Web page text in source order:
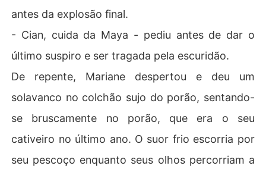
antes da explosão final.
- Cian, cuida da Maya - pediu antes de dar o
último suspiro e ser tragada pela escuridão.
De repente, Mariane despertou e deu um
solavanco no colchão sujo do porão, sentando-
se bruscamente no porão, que era o seu
cativeiro no último ano. O suor frio escorria por
seu pescoço enquanto seus olhos percorriam a